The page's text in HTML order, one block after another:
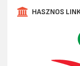
HASZNOS